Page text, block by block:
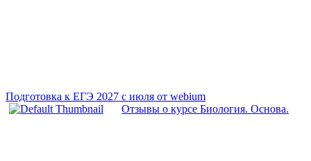
Подготовка к ЕГЭ 2027 с июля от webium
Отзывы о курсе Биология. Основа.